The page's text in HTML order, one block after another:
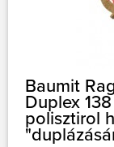
Baumit
Duplex
polisztirol